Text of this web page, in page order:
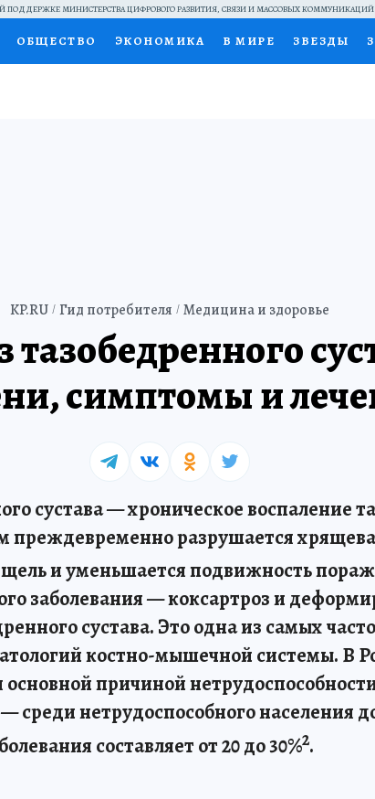
ПОДДЕРЖКЕ МИНИСТЕРСТВА ЦИФРОВОГО РАЗВИТИЯ, СВЯЗИ И МАССОВЫХ
ОБЩЕСТВО ЭКОНОМИКА В МИРЕ ЗВЕЗДЫ
ПРОЕКТЫ РОССИИ
KP.RU Гид потребителя Медицина и здоровье
тазобедренного
симптомы и
сустава — хроническое воспаление
преждевременно разрушается
щель и уменьшается подвижность
заболевания — коксартроз и
сустава. Это одна из самых часто
костно-мышечной системы. В
основной причиной
среди нетрудоспособного населения
составляет от 20 до 30%2.